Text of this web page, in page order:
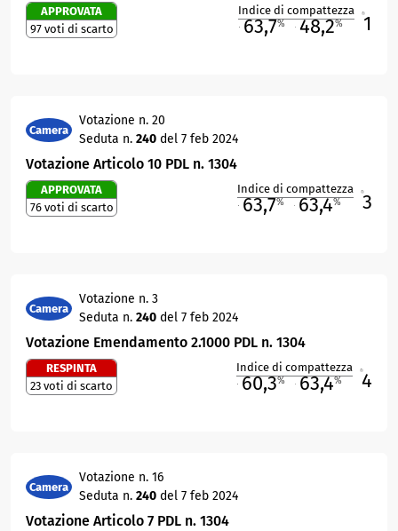
APPROVATA
97 voti di scarto
Indice di compattezza
63,7% 48,2% 1
Camera
Votazione n. 20
Seduta n. 240 del 7 feb 2024
Votazione Articolo 10 PDL n. 1304
APPROVATA
76 voti di scarto
Indice di compattezza
63,7% 63,4% 3
Camera
Votazione n. 3
Seduta n. 240 del 7 feb 2024
Votazione Emendamento 2.1000 PDL n. 1304
RESPINTA
23 voti di scarto
Indice di compattezza
60,3% 63,4% 4
Camera
Votazione n. 16
Seduta n. 240 del 7 feb 2024
Votazione Articolo 7 PDL n. 1304